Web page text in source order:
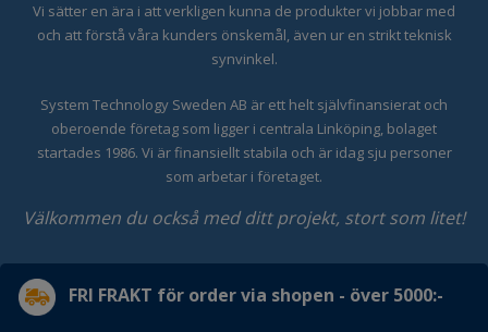
Vi sätter en ära i att verkligen kunna de produkter vi jobbar med
och att förstå våra kunders önskemål, även ur en strikt teknisk
synvinkel.
System Technology Sweden AB är ett helt självfinansierat och
oberoende företag som ligger i centrala Linköping, bolaget
startades 1986. Vi är finansiellt stabila och är idag sju personer
som arbetar i företaget.
Välkommen du också med ditt projekt, stort som litet!
FRI FRAKT för order via shopen - över 5000:-